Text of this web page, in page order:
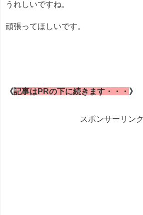
うれしいですね。
頑張ってほしいです。
《記事はPRの下に続きます・・・ 》
スポンサーリンク